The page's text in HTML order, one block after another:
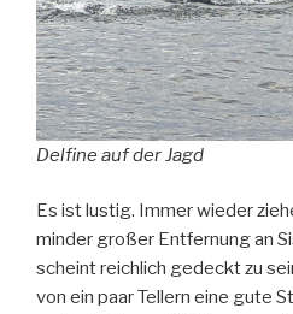
Delfine auf der Jagd
Es ist lustig. Immer wieder
minder großer Entfernung an
scheint reichlich gedeckt zu
von ein paar Tellern eine gute